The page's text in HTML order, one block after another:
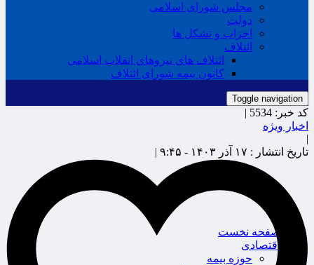
مجلس شورای اسلامی
دولت
احزاب و تشکل ها
ائتلاف
ائتلاف های نیروهای انقلاب اسلامی
کانون بیمه شورای ائتلاف
Toggle navigation
صفحه نخست
اقتصادی
حوزه بیمه
کد خبر: 5534 |
اخبار ویژه
|
تاریخ انتشار : ۱۷ آذر ۱۴۰۳ - ۹:۴۵ |